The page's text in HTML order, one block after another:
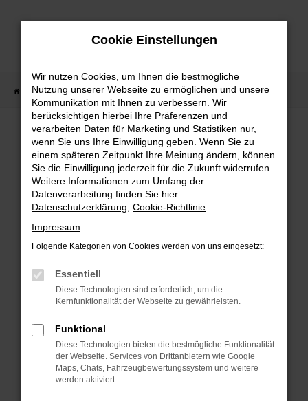
Zum
Startseite PKW Fahrzeugsuche
FEHLER: NETWORK ERROR
Beim Laden ist ein Fehler aufgetreten.
Hier sind ein paar Tipps, die dir helfen können:
Überprüfe deine Firewall und deine
Laden andere Webseiten, zum Beispiel deine
Suchmaschine?
Prüfe deine Browsererweiterungen.
Manche Erweiterungen, wie Werbeblocker,
verhindern. Funktioniert die Seite in einem
anderen Browser oder in einem privaten
Fenster?
Starte dein Gerät neu.
Cookie Einstellungen
Wir nutzen Cookies, um Ihnen die bestmögliche
Nutzung unserer Webseite zu ermöglichen und unsere
Kommunikation mit Ihnen zu verbessern. Wir
berücksichtigen hierbei Ihre Präferenzen und
verarbeiten Daten für Marketing und Statistiken nur,
wenn Sie uns Ihre Einwilligung geben. Wenn Sie zu
einem späteren Zeitpunkt Ihre Meinung ändern, können
Sie die Einwilligung jederzeit für die Zukunft widerrufen.
Weitere Informationen zum Umfang der
Datenverarbeitung finden Sie hier:
Datenschutzerklärung Cookie-Richtlinie
Impressum
Folgende Kategorien von Cookies werden von uns eingesetzt:
Essentiell
Diese Technologien sind erforderlich, um die
Kernfunktionalität der Webseite zu gewährleisten.
Funktional
Diese Technologien bieten die bestmögliche Funktionalität
der Webseite. Services von Drittanbietern wie Google
Maps, Chats, Fahrzeugbewertungssystem und weitere
werden aktiviert.